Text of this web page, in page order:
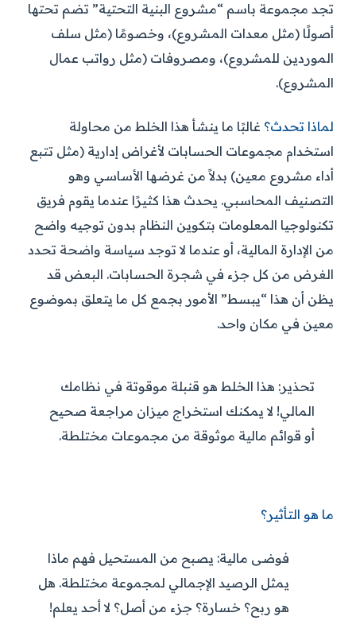
تجد مجموعة باسم “مشروع البنية التحتية” تضم تحتها
أصولًا (مثل معدات المشروع)، وخصومًا (مثل سلف
الموردين للمشروع)، ومصروفات (مثل رواتب عمال
المشروع).
لماذا تحدث؟ غالبًا ما ينشأ هذا الخلط من محاولة
استخدام مجموعات الحسابات لأغراض إدارية (مثل تتبع
أداء مشروع معين) بدلاً من غرضها الأساسي وهو
التصنيف المحاسبي. يحدث هذا كثيرًا عندما يقوم فريق
تكنولوجيا المعلومات بتكوين النظام بدون توجيه واضح
من الإدارة المالية، أو عندما لا توجد سياسة واضحة تحدد
الغرض من كل جزء في شجرة الحسابات. البعض قد
يظن أن هذا “يبسط” الأمور بجمع كل ما يتعلق بموضوع
معين في مكان واحد.
تحذير: هذا الخلط هو قنبلة موقوتة في نظامك
المالي! لا يمكنك استخراج ميزان مراجعة صحيح
أو قوائم مالية موثوقة من مجموعات مختلطة.
ما هو التأثير؟
فوضى مالية: يصبح من المستحيل فهم ماذا
يمثل الرصيد الإجمالي لمجموعة مختلطة. هل
هو ربح؟ خسارة؟ جزء من أصل؟ لا أحد يعلم!